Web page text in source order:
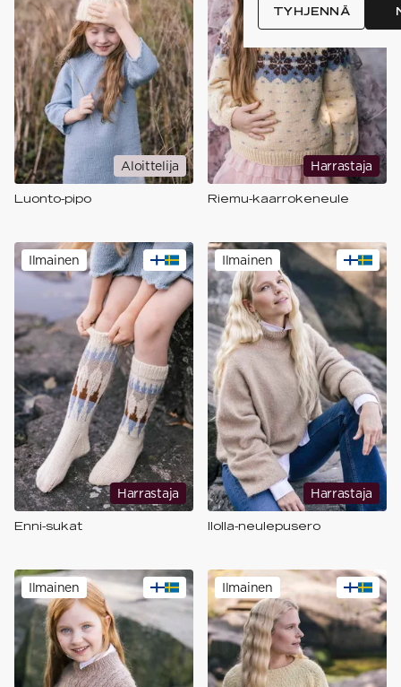
TYHJENNÄ
Aloittelija
Luonto-pipo
Harrastaja
Riemu-kaarrokeneule
Harrastaja
Ilmainen
Enni-sukat
Harrastaja
Ilmainen
Ilolla-neulepusero
Ilmainen Ilmainen